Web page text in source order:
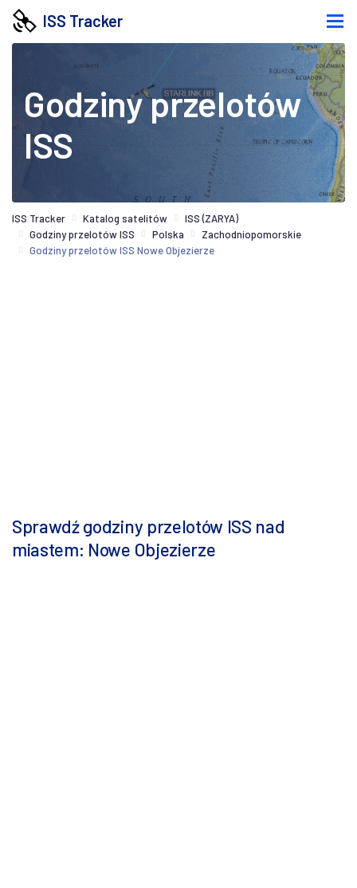
ISS Tracker
Godziny przelotów
ISS
ISS Tracker Katalog satelitów
ISS (ZARYA)
Godziny przelotów ISS
Polska
Zachodniopomorskie
Godziny przelotów ISS Nowe Objezierze
Sprawdź godziny przelotów ISS nad
miastem: Nowe Objezierze